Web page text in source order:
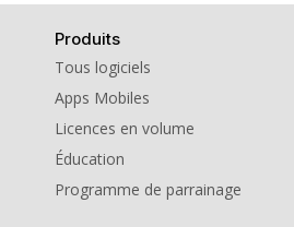
Produits
Tous logiciels
Apps Mobiles
Licences en volume
Éducation
Programme de parrainage